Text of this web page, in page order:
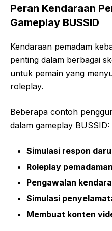
Peran Kendaraan
Gameplay BUSSID
Kendaraan pemadam
penting dalam berbagai
untuk pemain yang
roleplay.
Beberapa contoh
dalam gameplay BUSSID:
Simulasi respon
Roleplay
Pengawalan
Simulasi
Membuat konten